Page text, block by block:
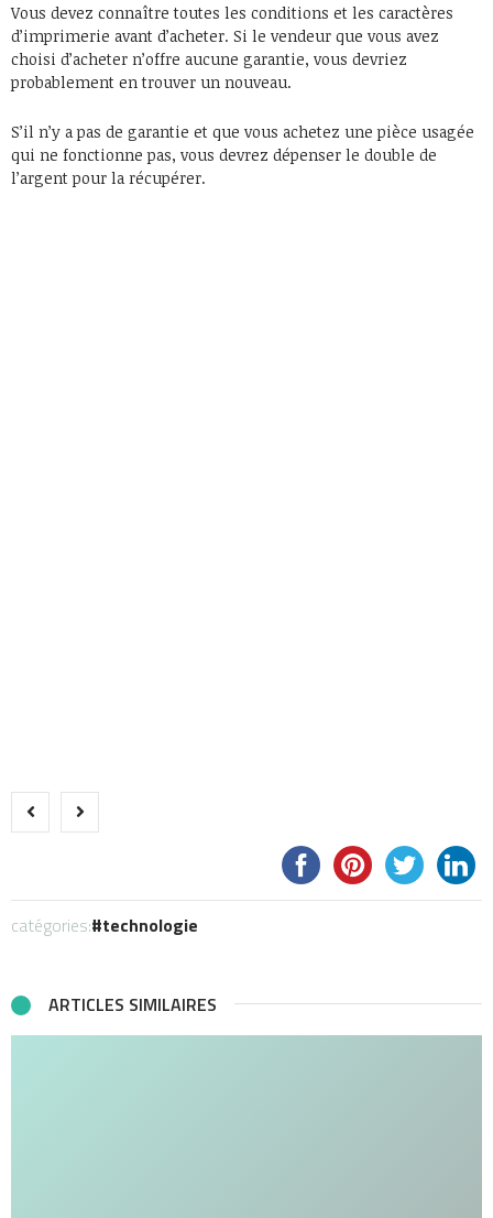
Vous devez connaître toutes les conditions et les caractères
d’imprimerie avant d’acheter. Si le vendeur que vous avez
choisi d’acheter n’offre aucune garantie, vous devriez
probablement en trouver un nouveau.
S’il n’y a pas de garantie et que vous achetez une pièce usagée
qui ne fonctionne pas, vous devrez dépenser le double de
l’argent pour la récupérer.
catégories: technologie
ARTICLES SIMILAIRES